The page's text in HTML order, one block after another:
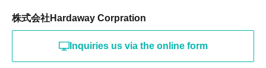
株式会社Hardaway Corpration
Inquiries us via the online form